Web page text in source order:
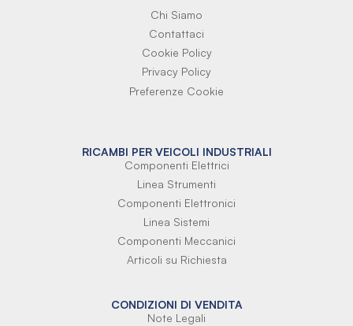
Chi Siamo
Contattaci
Cookie Policy
Privacy Policy
Preferenze Cookie
RICAMBI PER VEICOLI INDUSTRIALI
Componenti Elettrici
Linea Strumenti
Componenti Elettronici
Linea Sistemi
Componenti Meccanici
Articoli su Richiesta
CONDIZIONI DI VENDITA
Note Legali